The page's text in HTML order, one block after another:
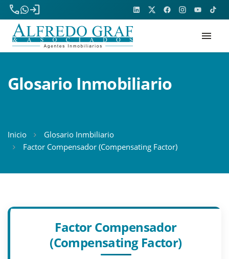
phone
login
menu
Glosario Inmobiliario
Inicio
Glosario Inmbiliario
Factor Compensador (Compensating Factor)
Factor Compensador
(Compensating Factor)